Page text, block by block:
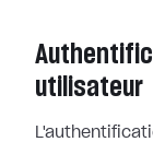
utilisateur